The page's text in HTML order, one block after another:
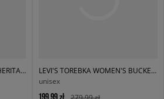
LEVI'S TOREBKA WOMEN'S HERITAGE TOTE-ALL
LEVI'S TOREBKA WOMEN'S BUCKET BAG
unisex
199,99 zł
279,99 zł